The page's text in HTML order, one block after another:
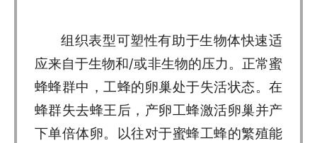
组织表型可塑性有助于生物体快速适
应来自于生物和/或非生物的压力。正常蜜
蜂蜂群中，工蜂的卵巢处于失活状态。在
蜂群失去蜂王后，产卵工蜂激活卵巢并产
下单倍体卵。以往对于蜜蜂工蜂的繁殖能